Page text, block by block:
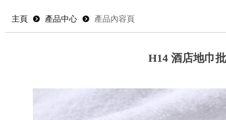
H14 酒店地巾
主頁 뀹 產品中心 뀹 產品內容頁